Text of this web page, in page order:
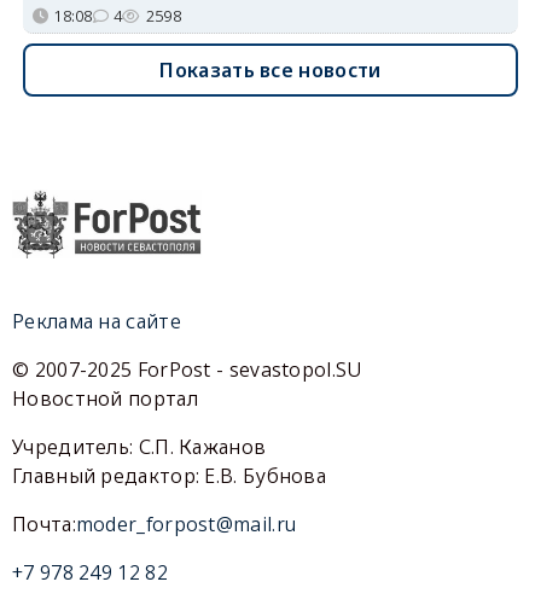
18:08 4 2598
Показать все новости
Реклама на сайте
© 2007-2025 ForPost - sevastopol.SU
Новостной портал
Учредитель: С.П. Кажанов
Главный редактор: Е.В. Бубнова
Почта:moder_forpost@mail.ru
+7 978 249 12 82